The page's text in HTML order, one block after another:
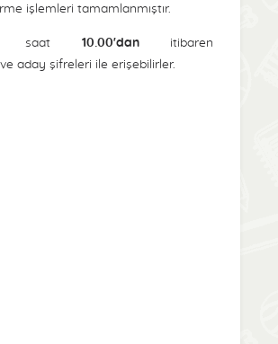
işlemleri tamamlanmıştır.
saat 10.00'dan itibaren
aday şifreleri ile erişebilirler.